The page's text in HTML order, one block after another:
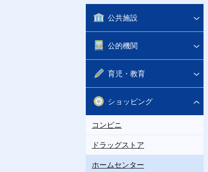
公共施設
公的機関
育児・教育
ショッピング
コンビニ
ドラッグストア
ホームセンター